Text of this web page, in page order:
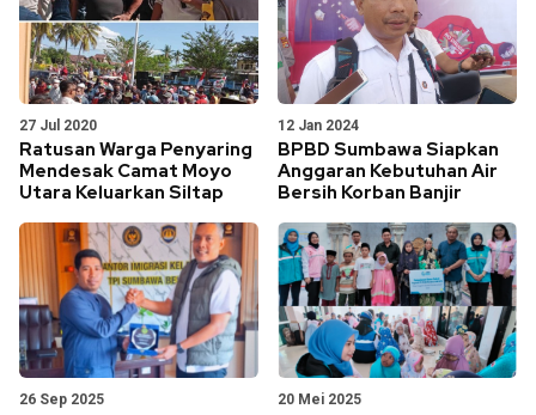
27 Jul 2020
Ratusan Warga Penyaring
Mendesak Camat Moyo
Utara Keluarkan Siltap
12 Jan 2024
BPBD Sumbawa Siapkan
Anggaran Kebutuhan Air
Bersih Korban Banjir
26 Sep 2025 20 Mei 2025